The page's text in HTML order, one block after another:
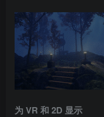
为 VR 和 2D 显示